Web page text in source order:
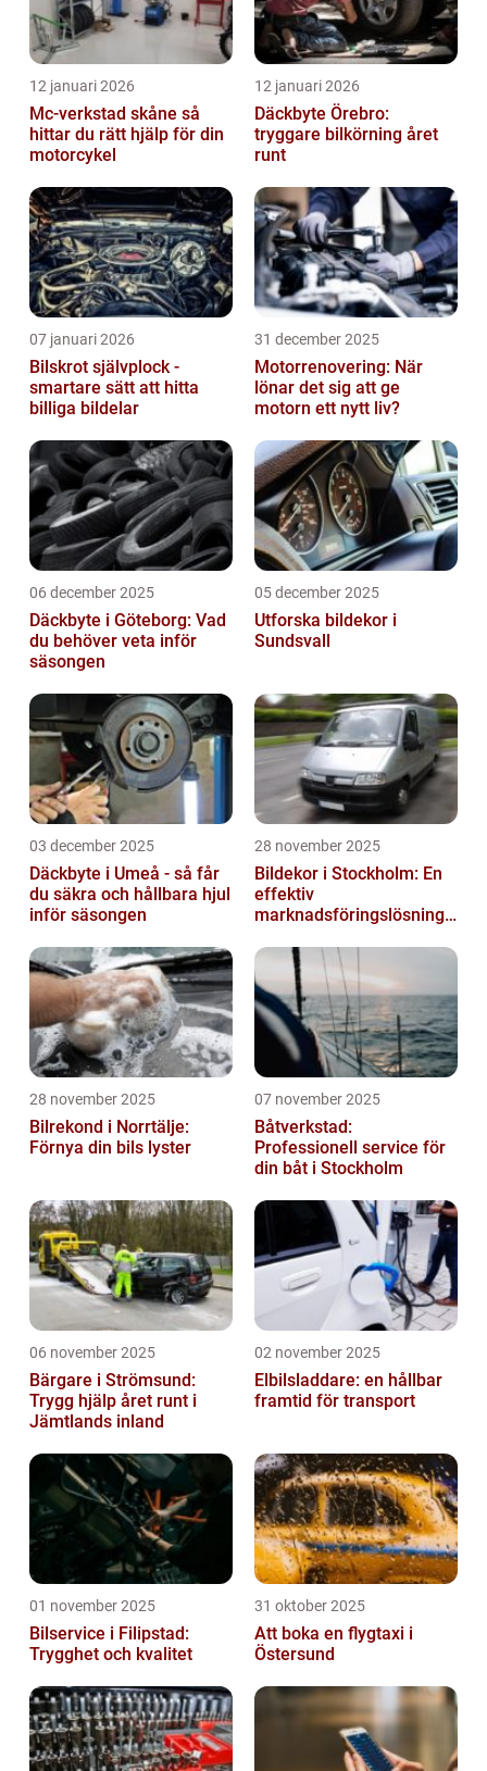
12 januari 2026
Mc-verkstad skåne så
hittar du rätt hjälp för din
motorcykel
12 januari 2026
Däckbyte Örebro:
tryggare bilkörning året
runt
07 januari 2026
Bilskrot självplock -
smartare sätt att hitta
billiga bildelar
31 december 2025
Motorrenovering: När
lönar det sig att ge
motorn ett nytt liv?
06 december 2025
Däckbyte i Göteborg: Vad
du behöver veta inför
säsongen
05 december 2025
Utforska bildekor i
Sundsvall
03 december 2025
Däckbyte i Umeå - så får
du säkra och hållbara hjul
inför säsongen
28 november 2025
Bildekor i Stockholm: En
effektiv
marknadsföringslösning
28 november 2025
Bilrekond i Norrtälje:
Förnya din bils lyster
07 november 2025
Båtverkstad:
Professionell service för
din båt i Stockholm
06 november 2025
Bärgare i Strömsund:
Trygg hjälp året runt i
Jämtlands inland
02 november 2025
Elbilsladdare: en hållbar
framtid för transport
01 november 2025
Bilservice i Filipstad:
Trygghet och kvalitet
31 oktober 2025
Att boka en flygtaxi i
Östersund